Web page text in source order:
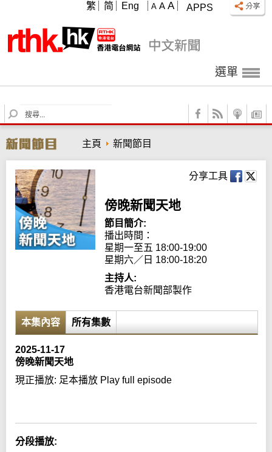
APPS
A A A
繁 简 Eng
選單
S
e
r
c
h
主頁 新聞節目
分享工具
傍晚新聞天地
節目簡介:
播出時間：
星期一至五 18:00-19:00
星期六／日 18:00-18:20
主持人:
香港電台新聞部製作
本集內容 所有集數
2025-11-17
傍晚新聞天地
現正播放: 足本播放 Play full episode
分段播放: